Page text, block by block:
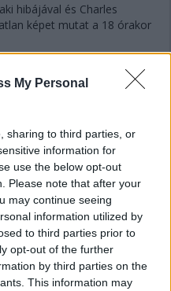
My Personal
sharing to third parties, or
information for
use the below opt-out
Please note that after your
may continue seeing
information utilized by
to third parties prior to
opt-out of the further
by third parties on the
This information may
hibájával és Charles
képet mutat a 18 órakor